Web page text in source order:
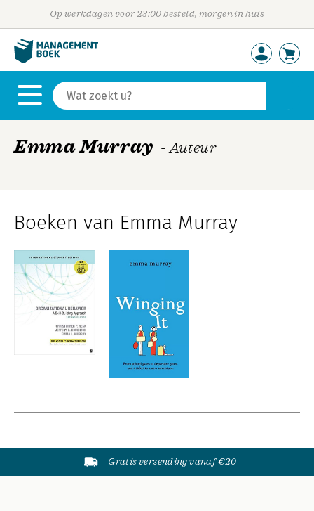
Op werkdagen voor 23:00 besteld, morgen in huis
Emma Murray - Auteur
Boeken van Emma Murray
Gratis verzending vanaf €20